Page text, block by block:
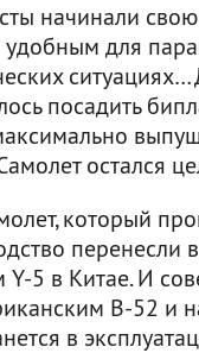
начинали
для
посадить
остался
который
перенесли
5 в Китае. И
B-52 и
в